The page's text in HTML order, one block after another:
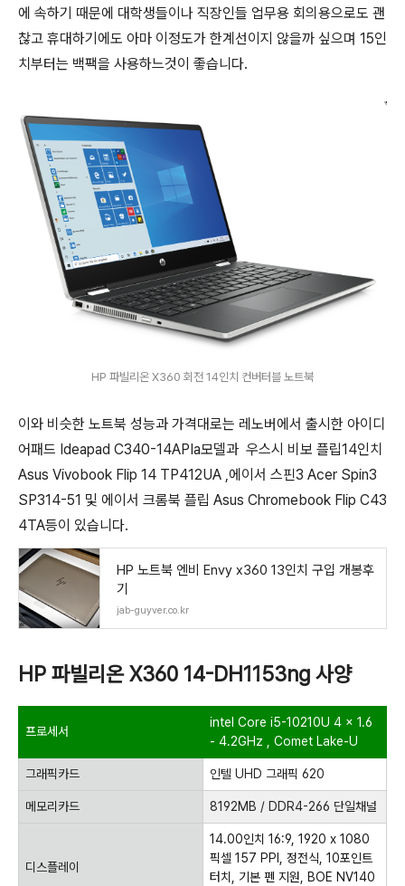
에 속하기 때문에 대학생들이나 직장인들 업무용 회의용으로도 괜
찮고 휴대하기에도 아마 이정도가 한계선이지 않을까 싶으며 15인
치부터는 백팩을 사용하느것이 좋습니다.
HP 파빌리온 X360 회전 14인치 컨버터블 노트북
이와 비슷한 노트북 성능과 가격대로는 레노버에서 출시한 아이디
어패드 Ideapad C340-14APIa모델과 우스시 비보 플립14인치
Asus Vivobook Flip 14 TP412UA ,에이서 스핀3 Acer Spin3
SP314-51 및 에이서 크롬북 플립 Asus Chromebook Flip C43
4TA등이 있습니다.
HP 노트북 엔비 Envy x360 13인치 구입 개봉후
기
jab-guyver.co.kr
HP 파빌리온 X360 14-DH1153ng 사양
프로세서
intel Core i5-10210U 4 x 1.6
- 4.2GHz , Comet Lake-U
그래픽카드 인텔 UHD 그래픽 620
메모리카드 8192MB / DDR4-266 단일채널
디스플레이
14.00인치 16:9, 1920 x 1080
픽셀 157 PPI, 정전식, 10포인트
터치, 기본 펜 지원, BOE NV140